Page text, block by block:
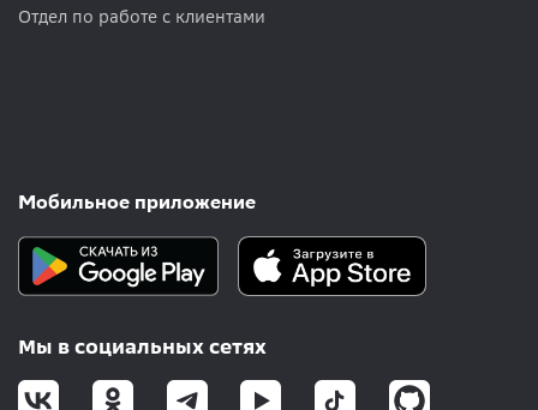
Отдел по работе с клиентами
Мобильное приложение
Мы в социальных сетях